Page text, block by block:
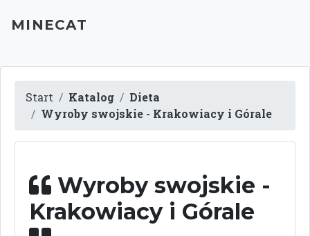
MINECAT
Start Katalog
Dieta
Wyroby swojskie - Krakowiacy i Górale
Wyroby swojskie -
Krakowiacy i Górale